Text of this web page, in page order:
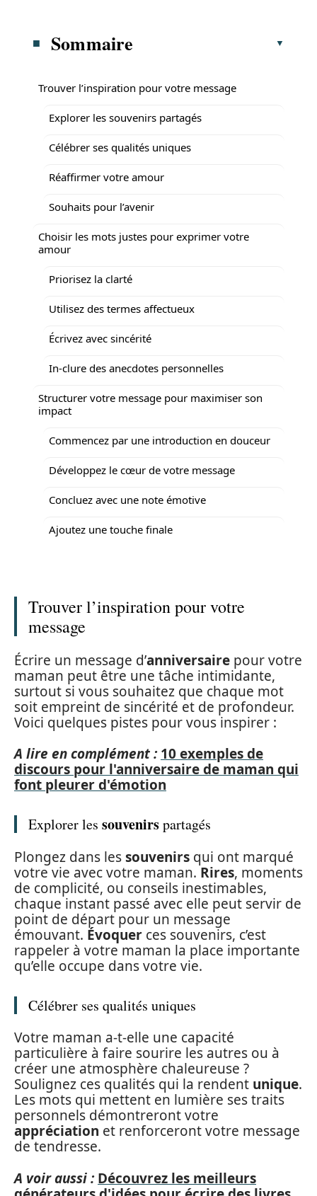
Sommaire
Trouver l’inspiration pour votre message
Explorer les souvenirs partagés
Célébrer ses qualités uniques
Réaffirmer votre amour
Souhaits pour l’avenir
Choisir les mots justes pour exprimer votre
amour
Priorisez la clarté
Utilisez des termes affectueux
Écrivez avec sincérité
In-clure des anecdotes personnelles
Structurer votre message pour maximiser son
impact
Commencez par une introduction en douceur
Développez le cœur de votre message
Concluez avec une note émotive
Ajoutez une touche finale
Trouver l’inspiration pour votre
message
Écrire un message d’anniversaire pour votre
maman peut être une tâche intimidante,
surtout si vous souhaitez que chaque mot
soit empreint de sincérité et de profondeur.
Voici quelques pistes pour vous inspirer :
A lire en complément : 10 exemples de
discours pour l'anniversaire de maman qui
font pleurer d'émotion
Explorer les souvenirspartagés
Plongez dans lessouvenirs qui ont marqué
votre vie avec votre maman. Rires, moments
de complicité, ou conseils inestimables,
chaque instant passé avec elle peut servir de
point de départ pour un message
émouvant. Évoquer ces souvenirs, c’est
rappeler à votre maman la place importante
qu’elle occupe dans votre vie.
Célébrer ses qualités uniques
Votre maman a-t-elle une capacité
particulière à faire sourire les autres ou à
créer une atmosphère chaleureuse ?
Soulignez ces qualités qui la rendent unique.
Les mots qui mettent en lumière ses traits
personnels démontreront votre
appréciation et renforceront votre message
de tendresse.
A voir aussi : Découvrez les meilleurs